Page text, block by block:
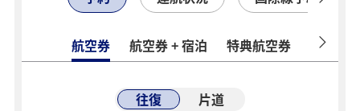
航空券 航空券 + 宿泊 特典航空券 ホテル
往復 片道